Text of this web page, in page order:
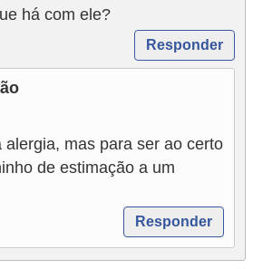
há com ele?
Responder
alergia, mas para ser ao certo
de estimação a um
Responder